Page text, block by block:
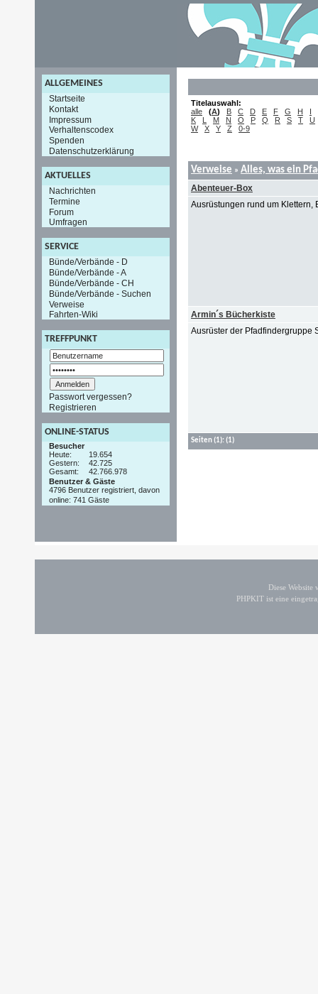
ALLGEMEINES
Startseite
Kontakt
Impressum
Verhaltenscodex
Spenden
Datenschutzerklärung
AKTUELLES
Nachrichten
Termine
Forum
Umfragen
SERVICE
Bünde/Verbände - D
Bünde/Verbände - A
Bünde/Verbände - CH
Bünde/Verbände - Suchen
Verweise
Fahrten-Wiki
TREFFPUNKT
Passwort vergessen?
Registrieren
ONLINE-STATUS
Besucher
Heute:
19.654
Gestern:
42.725
Gesamt:
42.766.978
Benutzer & Gäste
4796 Benutzer registriert, davon
online: 741 Gäste
Titelauswahl:
alle
(A) B C D E F G H
I
K
L M N O P Q R S T
U
W
X Y Z 0-9
Verweise » Alles, was ein
Abenteuer-Box
Ausrüstungen rund um Klettern,
Armin´s Bücherkiste
Ausrüster der Pfadfindergruppe
Seiten(1): (1)
Diese
PHPKIT ist eine